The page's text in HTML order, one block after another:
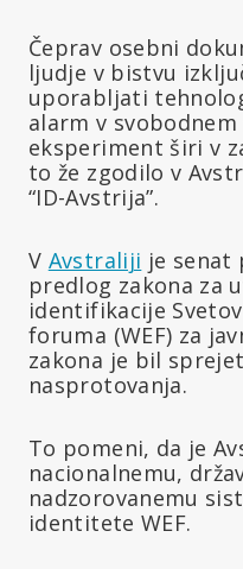
Čeprav osebni
ljudje v bistvu
uporabljati
alarm v
eksperiment širi v
to že zgodilo v
“ID-Avstrija”.
V Avstraliji je senat
predlog zakona za
identifikacije
foruma (WEF) za
zakona je bil
nasprotovanja.
To pomeni, da je
nacionalnemu,
nadzorovanemu
identitete WEF.